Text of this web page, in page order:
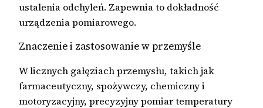
ustalenia odchyleń. Zapewnia to dokładność
urządzenia pomiarowego.
Znaczenie i zastosowanie w przemyśle
W licznych gałęziach przemysłu, takich jak
farmaceutyczny, spożywczy, chemiczny i
motoryzacyjny, precyzyjny pomiar temperatury